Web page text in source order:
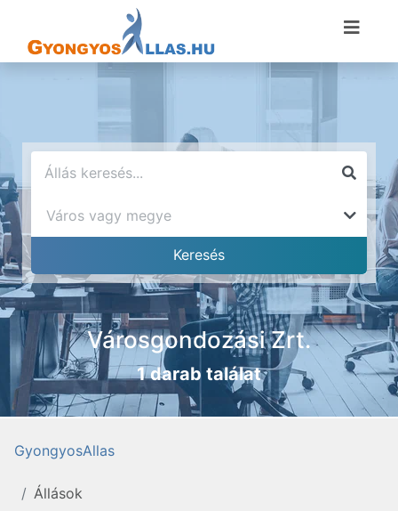
Városgondozási Zrt.
1 darab találat
GyongyosAllas
Állások